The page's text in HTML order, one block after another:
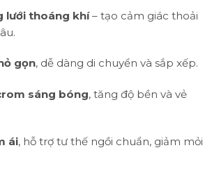
lưới thoáng khí– tạo cảm giác thoải
gọn, dễ dàng di chuyển và sắp xếp.
sáng bóng, tăng độ bền và vẻ
ái, hỗ trợ tư thế ngồi chuẩn, giảm mỏi